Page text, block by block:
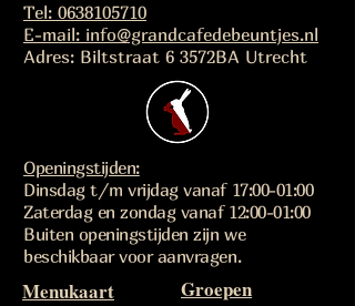
Tel: 0638105710
E-mail: info@grandcafedebeuntjes.nl
Adres: Biltstraat 6 3572BA Utrecht
Openingstijden:
Dinsdag t/m vrijdag vanaf 17:00-01:00
Zaterdag en zondag vanaf 12:00-01:00
Buiten openingstijden zijn we
beschikbaar voor aanvragen.
Menukaart Groepen